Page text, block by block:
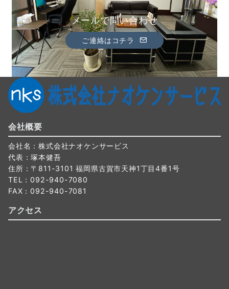
メールで問い合わせ
ご連絡はコチラ
会社概要
会社名：株式会社ナオケンサービス
代表：塚本健吾
住所：〒811-3101 福岡県古賀市天神1丁目4番1号
TEL：092-940-7080
FAX：092-940-7081
アクセス